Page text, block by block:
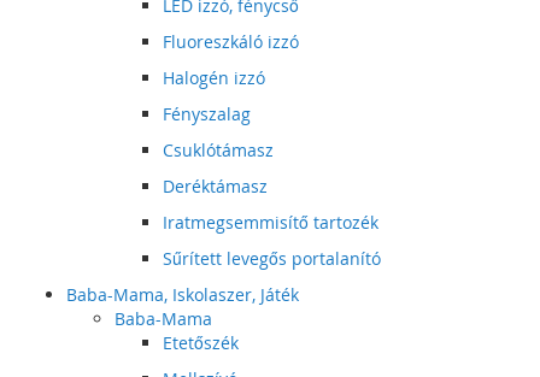
LED izzó, fénycső
Fluoreszkáló izzó
Halogén izzó
Fényszalag
Csuklótámasz
Deréktámasz
Iratmegsemmisítő tartozék
Sűrített levegős portalanító
Baba-Mama, Iskolaszer, Játék
Baba-Mama
Etetőszék